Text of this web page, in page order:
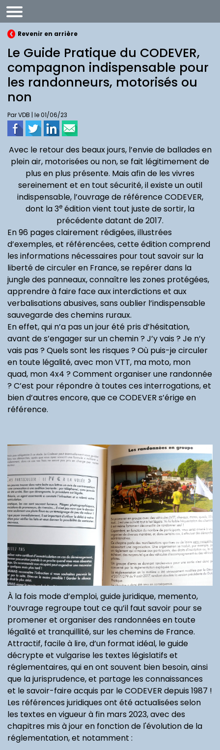
(...)
Renault Clio VI
hybride, le
changement (...)
Citroën
SpaceTourer,
gros porteur
Revenir en arrière
Le Guide Pratique du CODEVER,
compagnon indispensable pour
les randonneurs, motorisés ou
non
Par VDB | le 01/06/23
Avec le retour des beaux jours, l’envie de ballades en
plein air, motorisées ou non, se fait légitimement de
plus en plus présente. Mais afin de les vivres
sereinement et en tout sécurité, il existe un outil
indispensable, l’ouvrage de référence CODEVER,
dont la 3e édition vient tout juste de sortir, la
précédente datant de 2017.
En 96 pages clairement rédigées, illustrées
d’exemples, et référencées, cette édition comprend
les informations nécessaires pour tout savoir sur la
liberté de circuler en France, se repérer dans la
jungle des panneaux, connaître les zones protégées,
apprendre à faire face aux interdictions et aux
verbalisations abusives, sans oublier l’indispensable
sauvegarde des chemins ruraux.
En effet, qui n’a pas un jour été pris d’hésitation,
avant de s’engager sur un chemin ? J’y vais ? Je n’y
vais pas ? Quels sont les risques ? Où puis-je circuler
en toute légalité, avec mon VTT, ma moto, mon
quad, mon 4x4 ? Comment organiser une randonnée
? C’est pour répondre à toutes ces interrogations, et
bien d’autres encore, que ce CODEVER s’érige en
référence.
À la fois mode d’emploi, guide juridique, memento,
l’ouvrage regroupe tout ce qu’il faut savoir pour se
promener et organiser des randonnées en toute
légalité et tranquillité, sur les chemins de France.
Attractif, facile à lire, d’un format idéal, le guide
décrypte et vulgarise les textes législatifs et
réglementaires, qui en ont souvent bien besoin, ainsi
que la jurisprudence, et partage les connaissances
et le savoir-faire acquis par le CODEVER depuis 1987 !
Les références juridiques ont été actualisées selon
les textes en vigueur à fin mars 2023, avec des
chapitres mis à jour en fonction de l'évolution de la
réglementation, et notamment :